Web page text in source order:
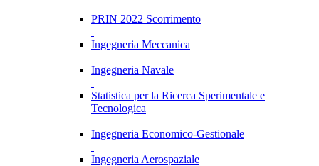
PRIN 2022 Scorrimento
Ingegneria Meccanica
Ingegneria Navale
Statistica per la Ricerca Sperimentale e
Tecnologica
Ingegneria Economico-Gestionale
Ingegneria Aerospaziale